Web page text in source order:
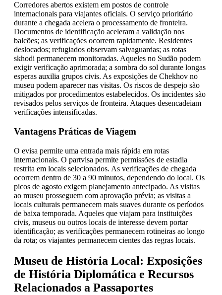
Corredores abertos existem em postos de controle
internacionais para viajantes oficiais. O serviço prioritário
durante a chegada acelera o processamento de fronteira.
Documentos de identificação aceleram a validação nos
balcões; as verificações ocorrem rapidamente. Residentes
deslocados; refugiados observam salvaguardas; as rotas
skhodi permanecem monitoradas. Aqueles no Sudão podem
exigir verificação aprimorada; a sombra do sol durante longas
esperas auxilia grupos civis. As exposições de Chekhov no
museu podem aparecer nas visitas. Os riscos de despejo são
mitigados por procedimentos estabelecidos. Os incidentes são
revisados pelos serviços de fronteira. Ataques desencadeiam
verificações intensificadas.
Vantagens Práticas de Viagem
O evisa permite uma entrada mais rápida em rotas
internacionais. O partvisa permite permissões de estadia
restrita em locais selecionados. As verificações de chegada
ocorrem dentro de 30 a 90 minutos, dependendo do local. Os
picos de agosto exigem planejamento antecipado. As visitas
ao museu prosseguem com aprovação prévia; as visitas a
locais culturais permanecem mais suaves durante os períodos
de baixa temporada. Aqueles que viajam para instituições
civis, museus ou outros locais de interesse devem portar
identificação; as verificações permanecem rotineiras ao longo
da rota; os viajantes permanecem cientes das regras locais.
Museu de História Local: Exposições
de História Diplomática e Recursos
Relacionados a Passaportes